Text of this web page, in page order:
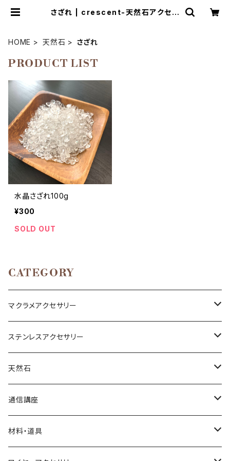
さざれ | crescent-天然石アクセサ
HOME 天然石 さざれ
PRODUCT LIST
水晶さざれ100g
¥300
SOLD OUT
CATEGORY
マクラメアクセサリー
ネックレス
ブレスレット
リング
ピアス
ステンレスアクセサリー
ネックレス
ピアス
天然石
丸玉
アベンチュリン
オニキス
カボション
通信講座
ブレスレット
材料・道具